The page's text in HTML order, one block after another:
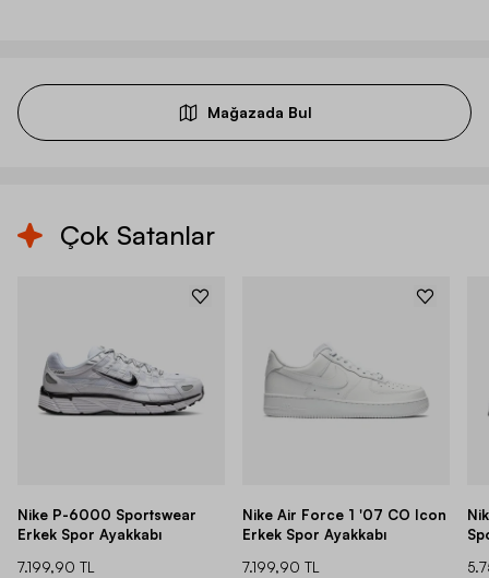
Mağazada Bul
Çok Satanlar
Nike P-6000 Sportswear
Erkek Spor Ayakkabı
7.199,90 TL
Nike Air Force 1 '07 CO Icon
Erkek Spor Ayakkabı
7.199,90 TL